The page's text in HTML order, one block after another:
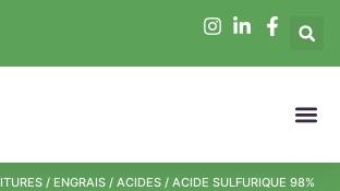
/ ENGRAIS / ACIDES / ACIDE SULFURIQUE 98%